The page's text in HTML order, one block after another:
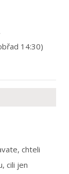
14:30)
chteli
cili jen